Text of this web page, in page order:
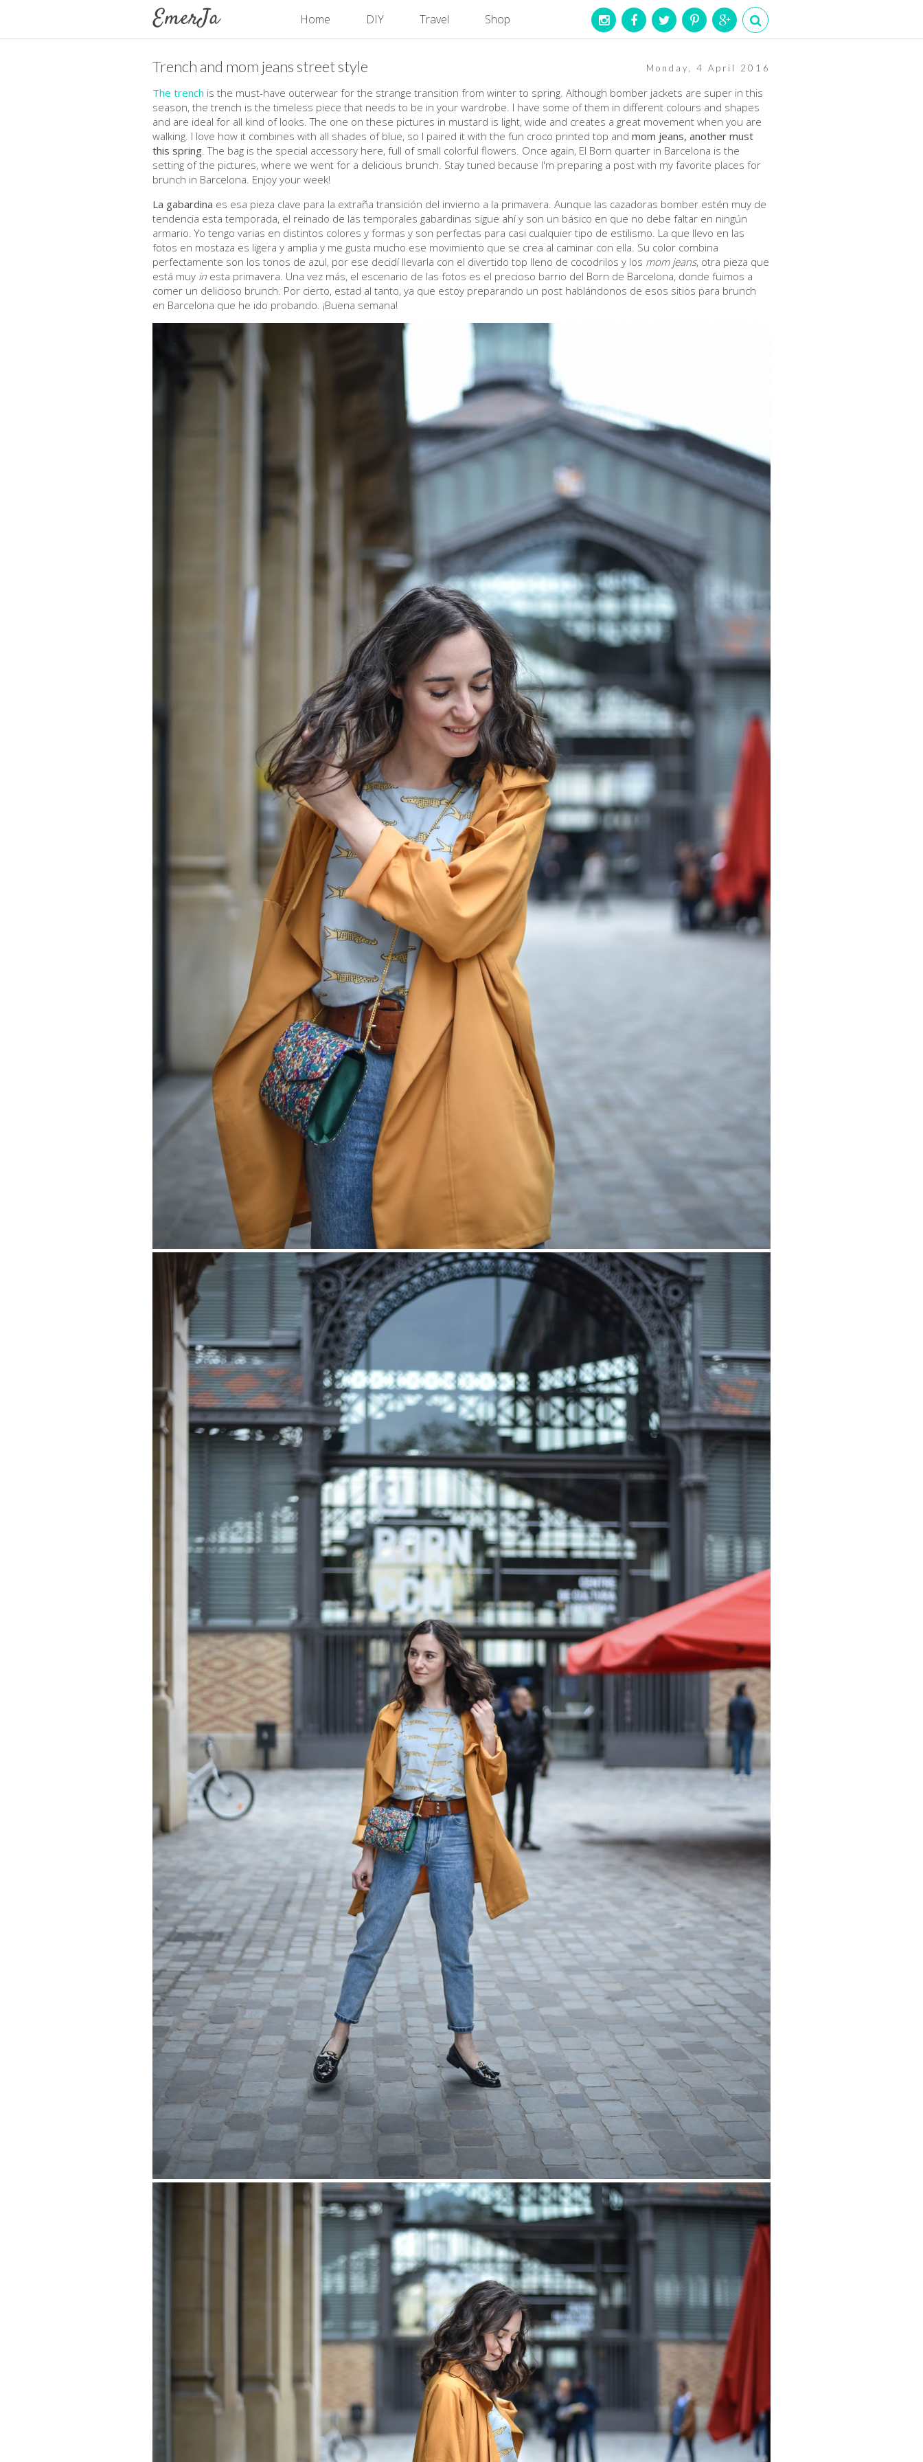
Home DIY Travel Shop
Monday, 4 April 2016
Trench and mom jeans street style
The trench is the must-have outerwear for the strange transition from winter to spring. Although bomber jackets are super in this
season, the trench is the timeless piece that needs to be in your wardrobe. I have some of them in different colours and shapes
and are ideal for all kind of looks. The one on these pictures in mustard is light, wide and creates a great movement when you are
walking. I love how it combines with all shades of blue, so I paired it with the fun croco printed top and mom jeans, another must
this spring. The bag is the special accessory here, full of small colorful flowers. Once again, El Born quarter in Barcelona is the
setting of the pictures, where we went for a delicious brunch. Stay tuned because I'm preparing a post with my favorite places for
brunch in Barcelona. Enjoy your week!
La gabardina es esa pieza clave para la extraña transición del invierno a la primavera. Aunque las cazadoras bomber estén muy de
tendencia esta temporada, el reinado de las temporales gabardinas sigue ahí y son un básico en que no debe faltar en ningún
armario. Yo tengo varias en distintos colores y formas y son perfectas para casi cualquier tipo de estilismo. La que llevo en las
fotos en mostaza es ligera y amplia y me gusta mucho ese movimiento que se crea al caminar con ella. Su color combina
perfectamente son los tonos de azul, por ese decidí llevarla con el divertido top lleno de cocodrilos y los mom jeans, otra pieza que
está muy in esta primavera. Una vez más, el escenario de las fotos es el precioso barrio del Born de Barcelona, donde fuimos a
comer un delicioso brunch. Por cierto, estad al tanto, ya que estoy preparando un post hablándonos de esos sitios para brunch
en Barcelona que he ido probando. ¡Buena semana!